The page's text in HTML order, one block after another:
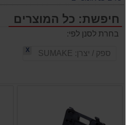
חיפשת: כל המוצרים
בחרת לסנן לפי:
ספק / יצרן: SUMAKE
X